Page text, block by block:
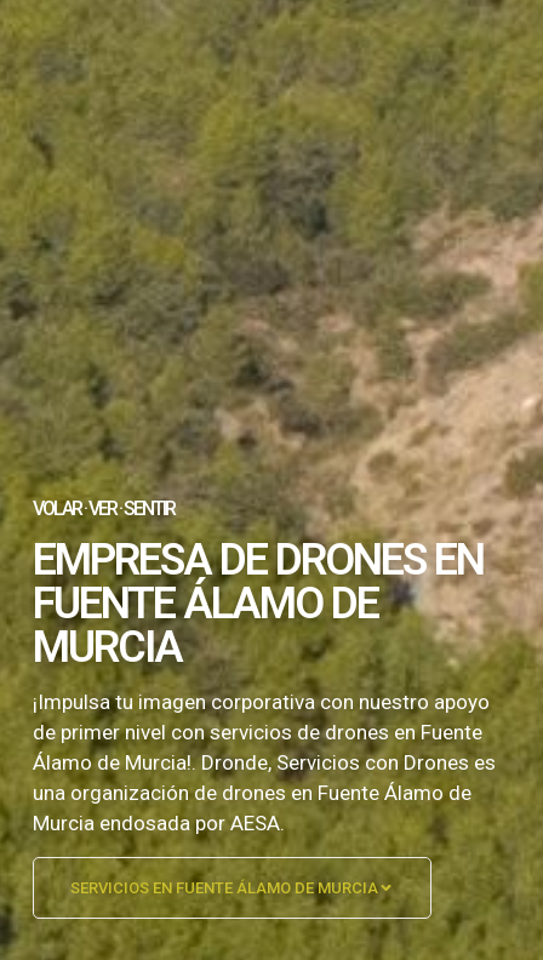
VOLAR · VER · SENTIR
EMPRESA DE DRONES EN
FUENTE ÁLAMO DE
MURCIA
¡Impulsa tu imagen corporativa con nuestro apoyo
de primer nivel con servicios de drones en Fuente
Álamo de Murcia!. Dronde, Servicios con Drones es
una organización de drones en Fuente Álamo de
Murcia endosada por AESA.
SERVICIOS EN FUENTE ÁLAMO DE MURCIA